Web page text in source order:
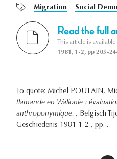
Migration Social
Read the full
This article is
1981, 1-2, pp 205-
To quote: Michel POULAIN,
flamande en Wallonie :
anthroponymique. , Belgisch
Geschiedenis 1981 1-2 , pp. .